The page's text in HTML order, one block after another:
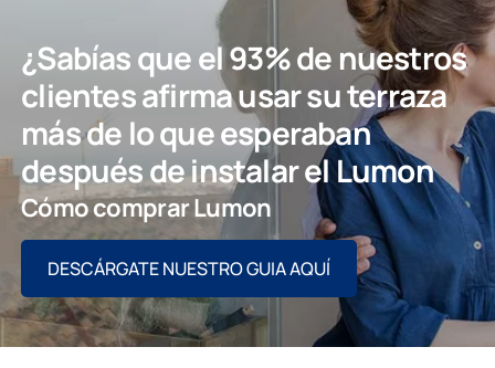
¿Sabías que el 93% de nuestros
clientes afirma usar su terraza
más de lo que esperaban
después de instalar el Lumon
Cómo comprar Lumon
DESCÁRGATE NUESTRO GUIA AQUÍ